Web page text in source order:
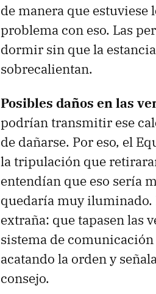
de manera que estuviese
problema con eso. Las
dormir sin que la
sobrecalientan.
Posibles daños en las
podrían transmitir ese
de dañarse. Por eso, el
la tripulación que
entendían que eso sería
quedaría muy iluminado.
extraña: que tapasen las
sistema de
acatando la orden y
consejo.